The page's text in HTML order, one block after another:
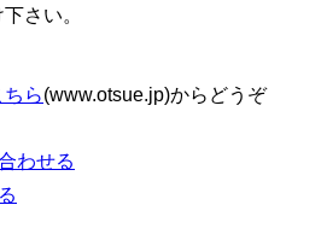
さい。
ちら(www.otsue.jp)からどうぞ
わせる